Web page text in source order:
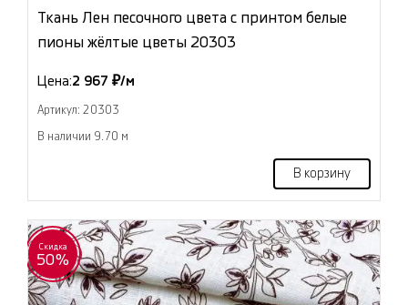
Ткань Лен песочного цвета с принтом белые
пионы жёлтые цветы 20303
Цена:2 967 ₽/м
Артикул: 20303
В наличии 9.70 м
В корзину
Скидка
50%